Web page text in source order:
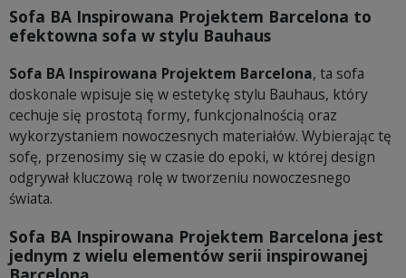
Sofa BA Inspirowana Projektem Barcelona to
efektowna sofa w stylu Bauhaus
Sofa BA Inspirowana Projektem Barcelona, ta sofa
doskonale wpisuje się w estetykę stylu Bauhaus, który
cechuje się prostotą formy, funkcjonalnością oraz
wykorzystaniem nowoczesnych materiałów. Wybierając tę
sofę, przenosimy się w czasie do epoki, w której design
odgrywał kluczową rolę w tworzeniu nowoczesnego
świata.
Sofa BA Inspirowana Projektem Barcelona jest
jednym z wielu elementów serii inspirowanej